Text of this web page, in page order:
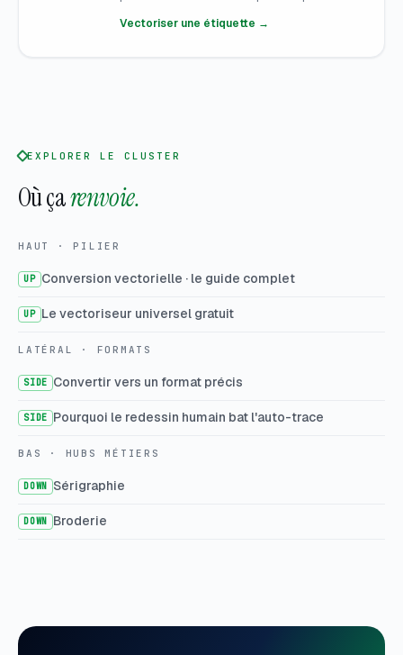
Vectoriser une étiquette →
EXPLORER LE CLUSTER
Où çarenvoie.
HAUT · PILIER
UP Conversion vectorielle · le guide complet
UP Le vectoriseur universel gratuit
LATÉRAL · FORMATS
SIDE Convertir vers un format précis
SIDE Pourquoi le redessin humain bat l'auto-trace
BAS · HUBS MÉTIERS
DOWN Sérigraphie
DOWN Broderie